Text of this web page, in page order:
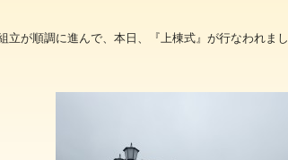
立が順調に進んで、本日、『上棟式』が行なわれま